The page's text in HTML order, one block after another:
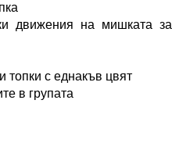
движения на мишката за
топки с еднакъв цвят
в групата